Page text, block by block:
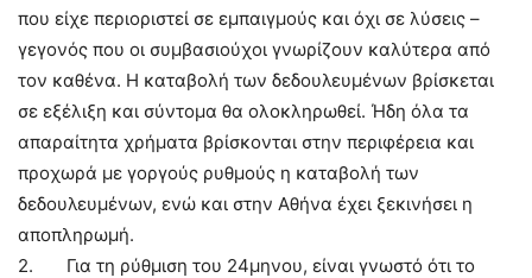
που είχε περιοριστεί σε εμπαιγμούς και όχι σε λύσεις –
γεγονός που οι συμβασιούχοι γνωρίζουν καλύτερα από
τον καθένα. Η καταβολή των δεδουλευμένων βρίσκεται
σε εξέλιξη και σύντομα θα ολοκληρωθεί. Ήδη όλα τα
απαραίτητα χρήματα βρίσκονται στην περιφέρεια και
προχωρά με γοργούς ρυθμούς η καταβολή των
δεδουλευμένων, ενώ και στην Αθήνα έχει ξεκινήσει η
αποπληρωμή.
2. Για τη ρύθμιση του 24μηνου, είναι γνωστό ότι το